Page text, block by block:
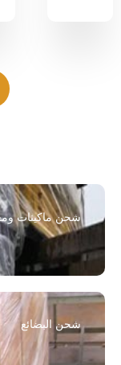
شحن ماكينات
شحن البضائع